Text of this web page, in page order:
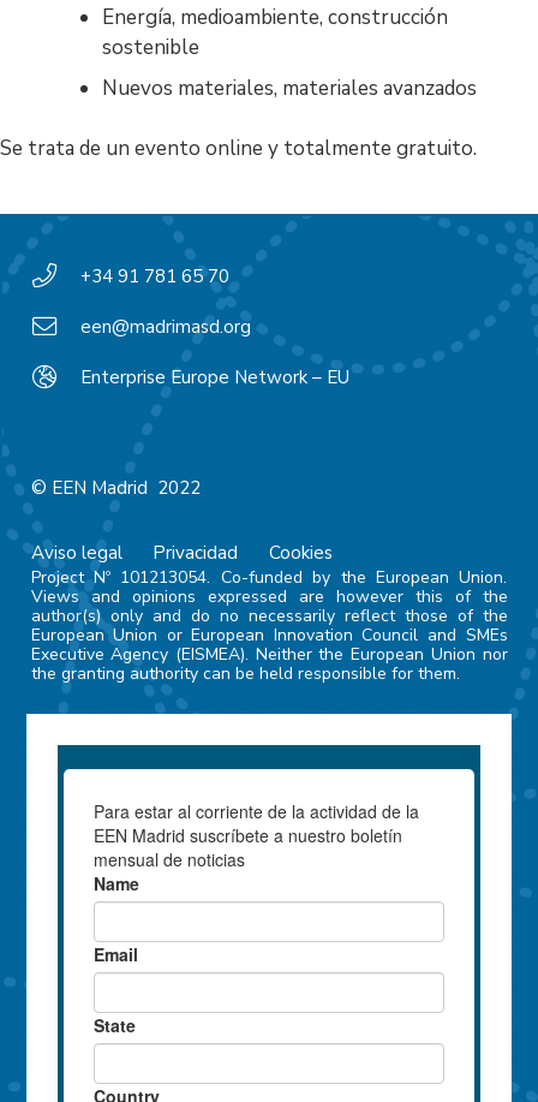
Energía, medioambiente, construcción
sostenible
Nuevos materiales, materiales avanzados
Se trata de un evento online y totalmente gratuito.
+34 91 781 65 70
een@madrimasd.org
Enterprise Europe Network – EU
© EEN Madrid 2022
Aviso legal Privacidad Cookies
Project Nº 101213054. Co-funded by the European Union.
Views and opinions expressed are however this of the
author(s) only and do no necessarily reflect those of the
European Union or European Innovation Council and SMEs
Executive Agency (EISMEA). Neither the European Union nor
the granting authority can be held responsible for them.